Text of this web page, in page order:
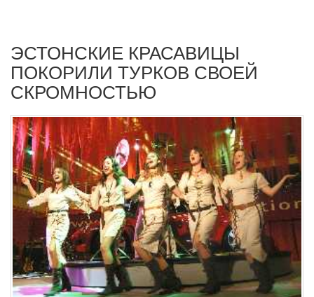
ЭСТОНСКИЕ КРАСАВИЦЫ
ПОКОРИЛИ ТУРКОВ СВОЕЙ
СКРОМНОСТЬЮ